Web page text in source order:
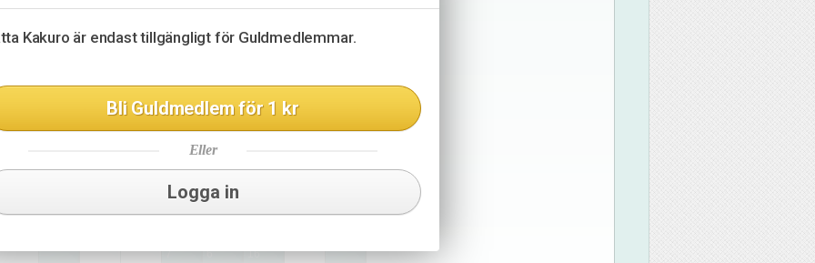
Kakuro är endast tillgängligt för Guldmedlemmar.
Bli Guldmedlem för 1 kr
Eller
Logga in
30
34
4
6
16
7
6
16